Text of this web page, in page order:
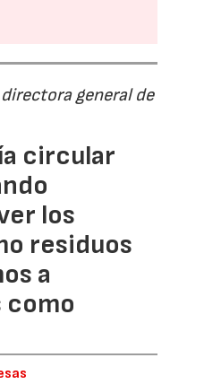
general de
circular
los
residuos
a